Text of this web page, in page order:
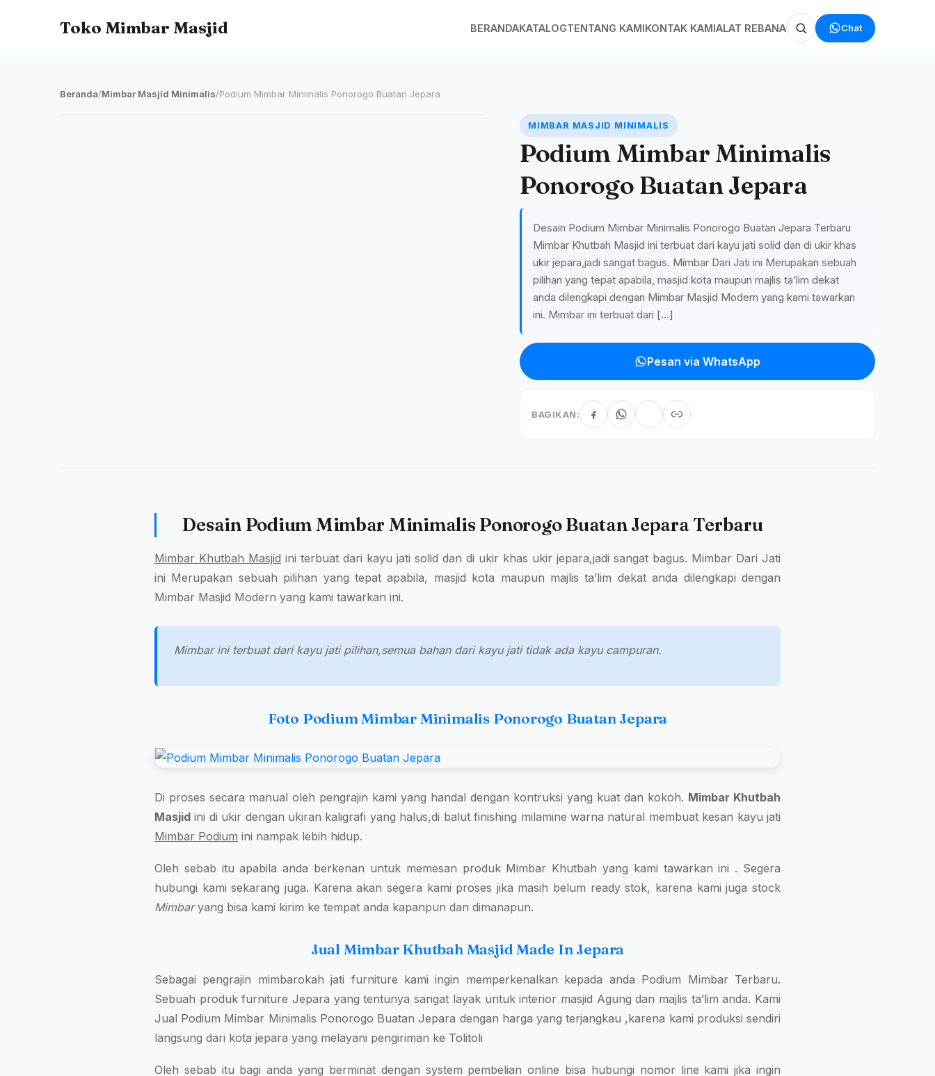
Toko Mimbar Masjid BERANDAKATALOGTENTANG KAMIKONTAK KAMIALAT REBANA Chat
Beranda/Mimbar Masjid Minimalis/Podium Mimbar Minimalis Ponorogo Buatan Jepara
MIMBAR MASJID MINIMALIS
Podium Mimbar Minimalis
Ponorogo Buatan Jepara
Desain Podium Mimbar Minimalis Ponorogo Buatan Jepara Terbaru
Mimbar Khutbah Masjid ini terbuat dari kayu jati solid dan di ukir khas
ukir jepara,jadi sangat bagus. Mimbar Dari Jati ini Merupakan sebuah
pilihan yang tepat apabila, masjid kota maupun majlis ta’lim dekat
anda dilengkapi dengan Mimbar Masjid Modern yang kami tawarkan
ini. Mimbar ini terbuat dari […]
Pesan via WhatsApp
BAGIKAN:
Desain Podium Mimbar Minimalis Ponorogo Buatan Jepara Terbaru
Mimbar Khutbah Masjid ini terbuat dari kayu jati solid dan di ukir khas ukir jepara,jadi sangat bagus. Mimbar Dari Jati
ini Merupakan sebuah pilihan yang tepat apabila, masjid kota maupun majlis ta’lim dekat anda dilengkapi dengan
Mimbar Masjid Modern yang kami tawarkan ini.
Mimbar ini terbuat dari kayu jati pilihan,semua bahan dari kayu jati tidak ada kayu campuran.
Foto Podium Mimbar Minimalis Ponorogo Buatan Jepara
Di proses secara manual oleh pengrajin kami yang handal dengan kontruksi yang kuat dan kokoh. Mimbar Khutbah
Masjid ini di ukir dengan ukiran kaligrafi yang halus,di balut finishing milamine warna natural membuat kesan kayu jati
Mimbar Podium ini nampak lebih hidup.
Oleh sebab itu apabila anda berkenan untuk memesan produk Mimbar Khutbah yang kami tawarkan ini . Segera
hubungi kami sekarang juga. Karena akan segera kami proses jika masih belum ready stok, karena kami juga stock
Mimbaryang bisa kami kirim ke tempat anda kapanpun dan dimanapun.
Jual Mimbar Khutbah Masjid Made In Jepara
Sebagai pengrajin mimbarokah jati furniture kami ingin memperkenalkan kepada anda Podium Mimbar Terbaru.
Sebuah produk furniture Jepara yang tentunya sangat layak untuk interior masjid Agung dan majlis ta’lim anda. Kami
Jual Podium Mimbar Minimalis Ponorogo Buatan Jepara dengan harga yang terjangkau ,karena kami produksi sendiri
langsung dari kota jepara yang melayani pengiriman ke Tolitoli
Oleh sebab itu bagi anda yang berminat dengan system pembelian online bisa hubungi nomor line kami jika ingin